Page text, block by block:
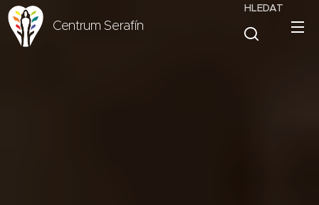
Centrum Serafín
HLEDAT